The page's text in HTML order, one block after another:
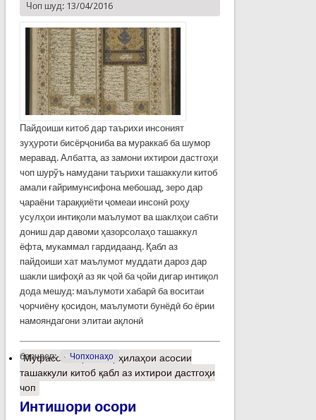
Чоп шуд: 13/04/2016
Пайдоиши китоб дар таърихи инсоният
зуҳуроти бисёрҷониба ва мураккаб ба шумор
меравад. Албатта, аз замони ихтирои дастгоҳи
чоп шурўъ намудани таърихи ташаккули китоб
амали ғайримунсифона мебошад, зеро дар
ҷараёни тараққиёти ҷомеаи инсонӣ роҳу
усулҳои интиқоли маълумот ва шаклҳои сабти
дониш дар давоми ҳазорсолаҳо ташаккул
ёфта, мукаммал гардидаанд. Қабл аз
пайдоиши хат маълумот муддати дароз дар
шакли шифоҳӣ аз як ҷой ба ҷойи дигар интиқол
дода мешуд: маълумоти хабарӣ ба воситаи
ҷорчиёну қосидон, маълумоти бунёдӣ бо ёрии
намояндагони элитаи ақлонӣ
барчасп: Чопхонаҳо
Муфассалтаро Марҳилаҳои асосии
ташаккули китоб қабл аз ихтирои дастгоҳи
чоп
Интишори осори